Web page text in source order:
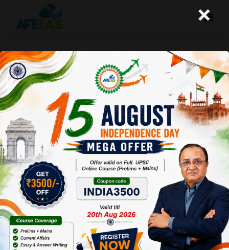
कुरुक्षेत्र अगस्त 2015 : प्रधानमंत्री कृषि
सिंचाई योजना से समृद्ध होंगे किसान
Afeias 05 Sep 2015
To DownloadClick here.
×